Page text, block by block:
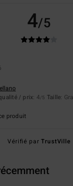
4/5
/ prix: 4/5 Taille:
produit
Vérifié parTrustVille